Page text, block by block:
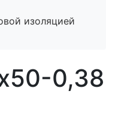
изоляцией
0,38